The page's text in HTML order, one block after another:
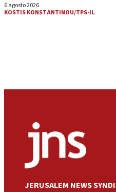
6 agosto 2026
KOSTIS KONSTANTINOU/TPS-IL
JERUSALEM NEWS